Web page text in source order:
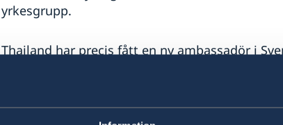
yrkesgrupp.
Thailand har precis fått en ny ambassadör i
Humphreys, som vi ser fram emot att
Khun Kanchana Patarchoke, för gott